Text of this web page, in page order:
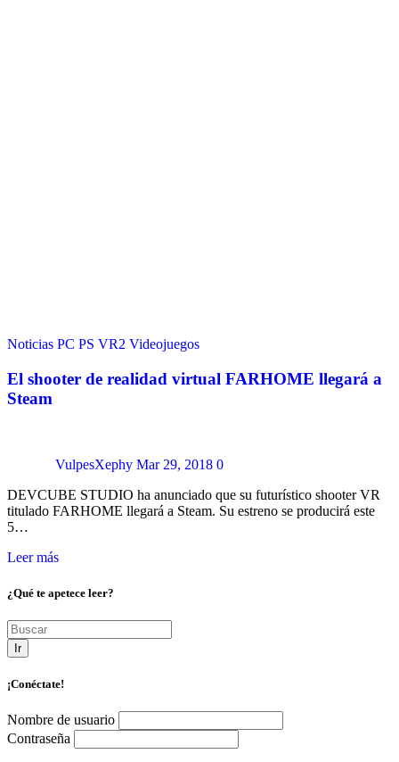
Noticias PC PS VR2 Videojuegos
El shooter de realidad virtual FARHOME llegará a
Steam
VulpesXephy Mar 29, 2018 0
DEVCUBE STUDIO ha anunciado que su futurístico shooter VR
titulado FARHOME llegará a Steam. Su estreno se producirá este
5…
Leer más
¿Qué te apetece leer?
Ir
¡Conéctate!
Nombre de usuario
Contraseña